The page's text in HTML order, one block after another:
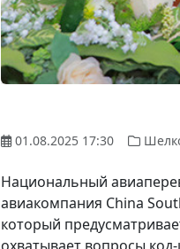
01.08.2025 17:30
Национальный
авиакомпания China
который